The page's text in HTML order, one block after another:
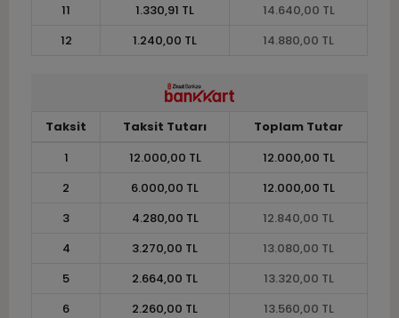
11
1.330,91 TL
14.640,00 TL
12
1.240,00 TL 14.880,00 TL
Taksit Taksit Tutarı
Toplam Tutar
1
12.000,00 TL
12.000,00 TL
2
6.000,00 TL
12.000,00 TL
3
4.280,00 TL
12.840,00 TL
4
3.270,00 TL
13.080,00 TL
5
2.664,00 TL
13.320,00 TL
6
2.260,00 TL
13.560,00 TL